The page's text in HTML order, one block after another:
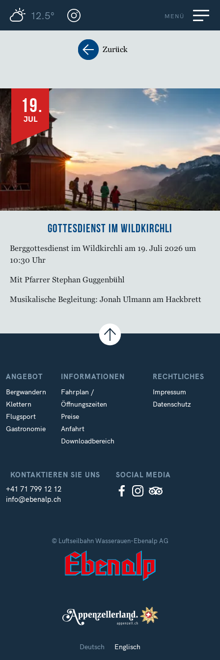
12.5° MENÜ
Zurück
19.
JUL
Gottesdienst im Wildkirchli
Berggottesdienst im Wildkirchli am 19. Juli 2026 um
10:30 Uhr
Mit Pfarrer Stephan Guggenbühl
Musikalische Begleitung: Jonah Ulmann am Hackbrett
KONTAKTIEREN SIE UNS
+41 71 799 12 12
info@ebenalp.ch
ANGEBOT
Bergwandern
Klettern
Flugsport
Gastronomie
INFORMATIONEN
Fahrplan /
Öffnungszeiten
Preise
Anfahrt
Downloadbereich
RECHTLICHES
Impressum
Datenschutz
SOCIAL MEDIA
© Luftseilbahn Wasserauen-Ebenalp AG
Deutsch Englisch